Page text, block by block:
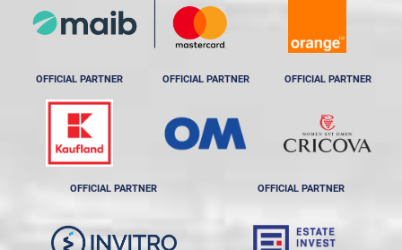
OFFICIAL PARTNER OFFICIAL PARTNER OFFICIAL PARTNER
OFFICIAL PARTNER OFFICIAL PARTNER